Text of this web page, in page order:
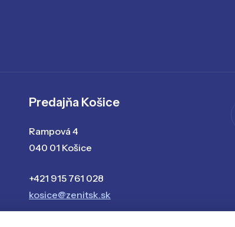
Predajňa Košice
Rampová 4
040 01 Košice
+421 915 761 028
kosice@zenitsk.sk